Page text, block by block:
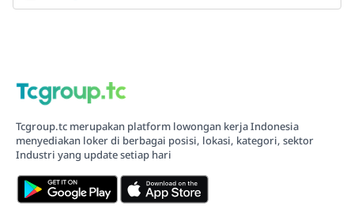
Tcgroup.tc merupakan platform lowongan kerja Indonesia
menyediakan loker di berbagai posisi, lokasi, kategori, sektor
Industri yang update setiap hari